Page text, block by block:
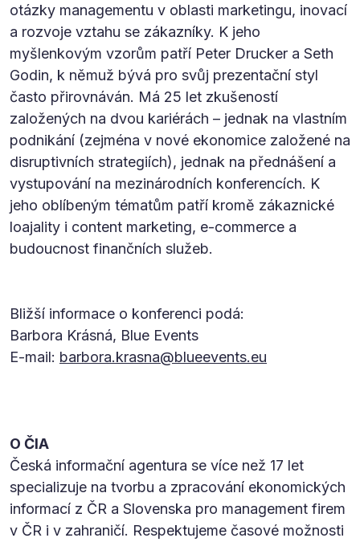
otázky managementu v oblasti marketingu, inovací
a rozvoje vztahu se zákazníky. K jeho
myšlenkovým vzorům patří Peter Drucker a Seth
Godin, k němuž bývá pro svůj prezentační styl
často přirovnáván. Má 25 let zkušeností
založených na dvou kariérách – jednak na vlastním
podnikání (zejména v nové ekonomice založené na
disruptivních strategiích), jednak na přednášení a
vystupování na mezinárodních konferencích. K
jeho oblíbeným tématům patří kromě zákaznické
loajality i content marketing, e-commerce a
budoucnost finančních služeb.
Bližší informace o konferenci podá:
Barbora Krásná, Blue Events
E-mail: barbora.krasna@blueevents.eu
O ČIA
Česká informační agentura se více než 17 let
specializuje na tvorbu a zpracování ekonomických
informací z ČR a Slovenska pro management firem
v ČR i v zahraničí. Respektujeme časové možnosti